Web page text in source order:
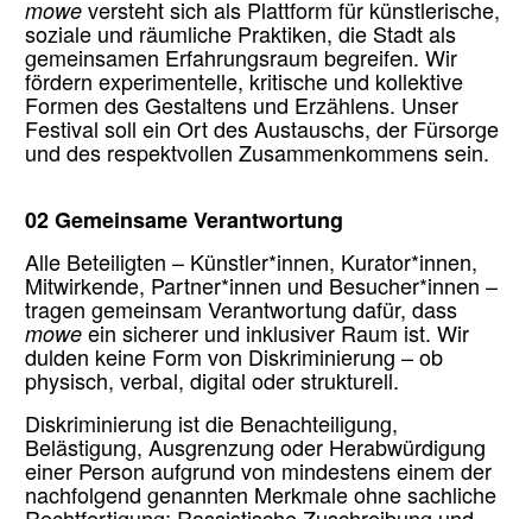
mowe versteht sich als Plattform für künstlerische,
soziale und räumliche Praktiken, die Stadt als
gemeinsamen Erfahrungsraum begreifen. Wir
fördern experimentelle, kritische und kollektive
Formen des Gestaltens und Erzählens. Unser
Festival soll ein Ort des Austauschs, der Fürsorge
und des respektvollen Zusammenkommens sein.
02 Gemeinsame Verantwortung
Alle Beteiligten – Künstler*innen, Kurator*innen,
Mitwirkende, Partner*innen und Besucher*innen –
tragen gemeinsam Verantwortung dafür, dass
mowe ein sicherer und inklusiver Raum ist. Wir
dulden keine Form von Diskriminierung – ob
physisch, verbal, digital oder strukturell.
Diskriminierung ist die Benachteiligung,
Belästigung, Ausgrenzung oder Herabwürdigung
einer Person aufgrund von mindestens einem der
nachfolgend genannten Merkmale ohne sachliche